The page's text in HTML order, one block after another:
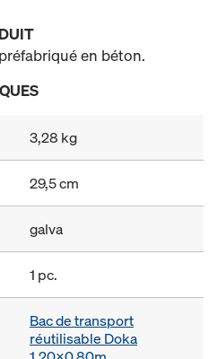
en béton.
3,28 kg
29,5 cm
galva
1 pc.
Bac de transport
réutilisable Doka